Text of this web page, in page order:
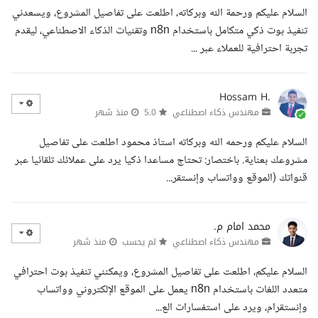
السلام عليكم ورحمة الله وبركاته، اطلعت على تفاصيل المشروع، ويسعدني
تنفيذ بوت ذكي متكامل باستخدام n8n وتقنيات الذكاء الاصطناعي، ليقدم
تجربة احترافية للعملاء عبر ...
Hossam H.
مهندس ذكاء اصطناعي منذ شهر
السلام عليكم ورحمه الله وبركاته استاذ محمود اطلعت على تفاصيل
مشروعك بعناية. باختصار: تحتاج مساعدا ذكيا يرد على عملائك تلقائيا عبر
قنواتك (الموقع وواتساب وإنستقر...
محمد امام م.
مهندس ذكاء اصطناعي لم يحسب منذ شهر
السلام عليكم، اطلعت على تفاصيل المشروع، ويمكنني تنفيذ بوت احترافي
متعدد اللغات باستخدام n8n يعمل على الموقع الإلكتروني وواتساب
وإنستقرام، ويرد على استفسارات الع...